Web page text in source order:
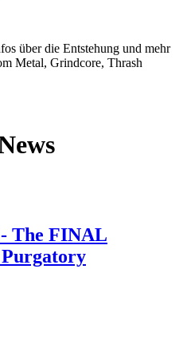
über die Entstehung und mehr
Metal, Grindcore, Thrash
The FINAL
Purgatory